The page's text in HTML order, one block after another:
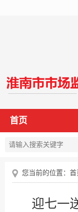
首页
您当前的位置： 首
迎七一